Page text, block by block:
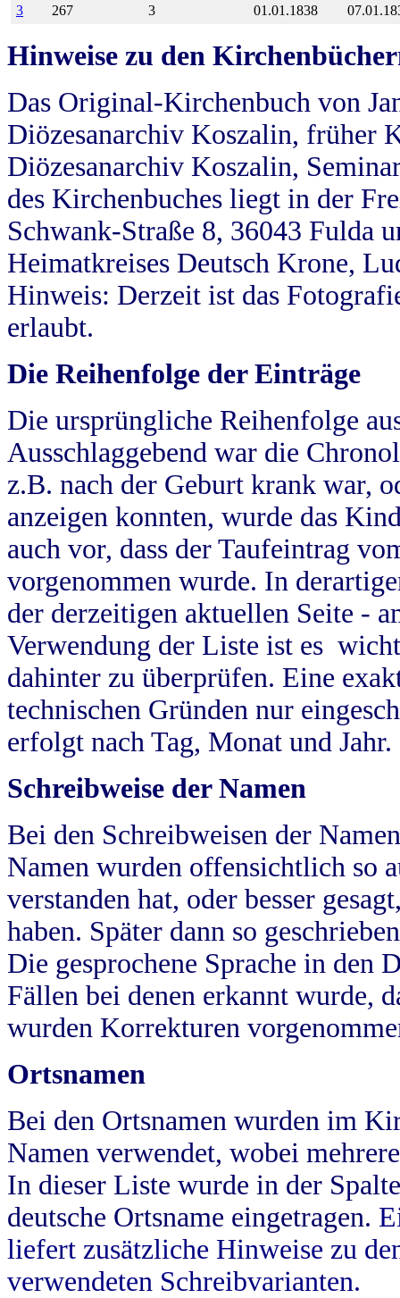
3
267 3 01.01.1838
Hinweise zu den
Das Original-Kirchenbuch von
Diözesanarchiv Koszalin, früher
Diözesanarchiv Koszalin,
des Kirchenbuches liegt in der
Schwank-Straße 8, 36043 Fulda
Heimatkreises Deutsch Krone,
Hinweis: Derzeit ist das
erlaubt.
Die Reihenfolge der Einträge
Die ursprüngliche Reihenfolge
Ausschlaggebend war die
z.B. nach der Geburt krank war,
anzeigen konnten, wurde das
auch vor, dass der Taufeintrag
vorgenommen wurde. In
der derzeitigen aktuellen Seite -
Verwendung der Liste ist es
dahinter zu überprüfen. Eine
technischen Gründen nur
erfolgt nach Tag, Monat und Jahr.
Schreibweise der Namen
Bei den Schreibweisen der
Namen wurden offensichtlich so
verstanden hat, oder besser
haben. Später dann so
Die gesprochene Sprache in
Fällen bei denen erkannt wurde,
wurden Korrekturen
Ortsnamen
Bei den Ortsnamen wurden im
Namen verwendet, wobei
In dieser Liste wurde in der
deutsche Ortsname eingetragen.
liefert zusätzliche Hinweise zu
verwendeten Schreibvarianten.